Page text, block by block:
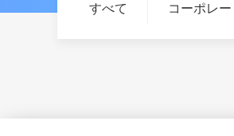
すべて コーポレー